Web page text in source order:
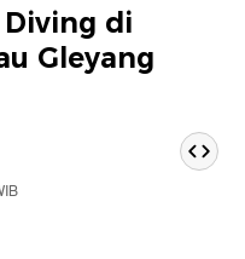
Diving di
Gleyang